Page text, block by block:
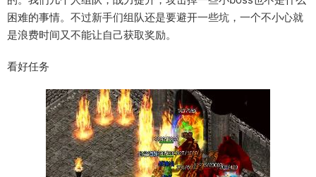
困难的事情。不过新手们组队还是要避开一些坑，一个不小心就
是浪费时间又不能让自己获取奖励。
看好任务